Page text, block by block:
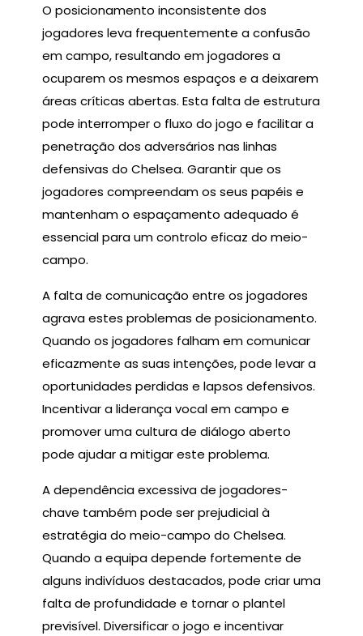
O posicionamento inconsistente dos
jogadores leva frequentemente a confusão
em campo, resultando em jogadores a
ocuparem os mesmos espaços e a deixarem
áreas críticas abertas. Esta falta de estrutura
pode interromper o fluxo do jogo e facilitar a
penetração dos adversários nas linhas
defensivas do Chelsea. Garantir que os
jogadores compreendam os seus papéis e
mantenham o espaçamento adequado é
essencial para um controlo eficaz do meio-
campo.
A falta de comunicação entre os jogadores
agrava estes problemas de posicionamento.
Quando os jogadores falham em comunicar
eficazmente as suas intenções, pode levar a
oportunidades perdidas e lapsos defensivos.
Incentivar a liderança vocal em campo e
promover uma cultura de diálogo aberto
pode ajudar a mitigar este problema.
A dependência excessiva de jogadores-
chave também pode ser prejudicial à
estratégia do meio-campo do Chelsea.
Quando a equipa depende fortemente de
alguns indivíduos destacados, pode criar uma
falta de profundidade e tornar o plantel
previsível. Diversificar o jogo e incentivar